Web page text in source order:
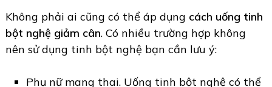
Không phải ai cũng có thể áp dụng cách uống tinh
bột nghệ giảm cân. Có nhiều trường hợp không
nên sử dụng tinh bột nghệ bạn cần lưu ý:
Phụ nữ mang thai. Uống tinh bột nghệ có thể